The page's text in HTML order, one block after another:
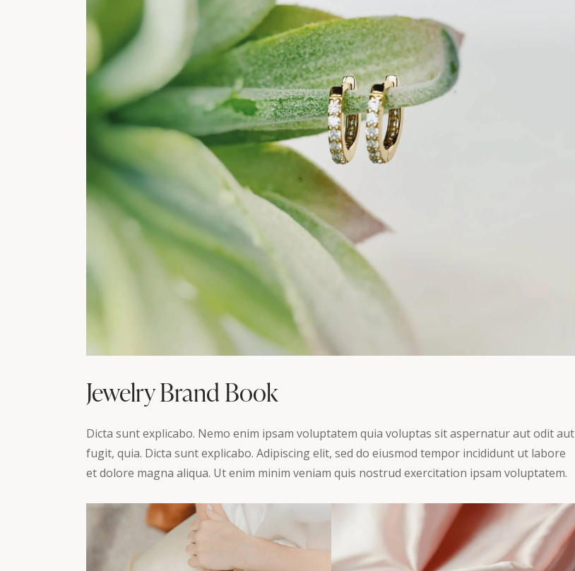
Jewelry Brand Book
Dicta sunt explicabo. Nemo enim ipsam voluptatem quia voluptas sit aspernatur aut odit aut
fugit, quia. Dicta sunt explicabo. Adipiscing elit, sed do eiusmod tempor incididunt ut labore
et dolore magna aliqua. Ut enim minim veniam quis nostrud exercitation ipsam voluptatem.